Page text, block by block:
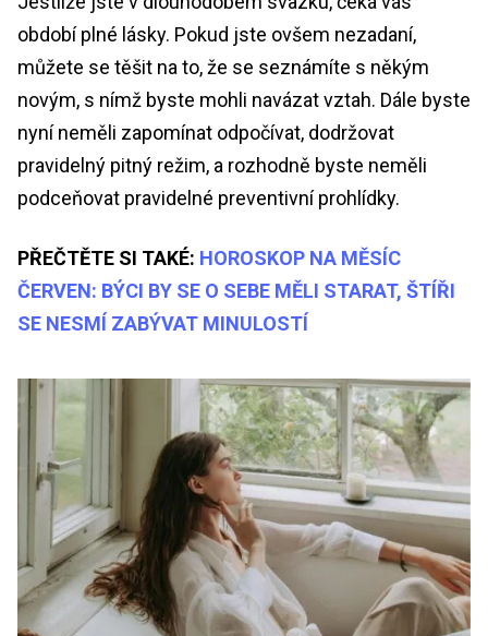
období plné lásky. Pokud jste ovšem nezadaní,
můžete se těšit na to, že se seznámíte s někým
novým, s nímž byste mohli navázat vztah. Dále byste
nyní neměli zapomínat odpočívat, dodržovat
pravidelný pitný režim, a rozhodně byste neměli
podceňovat pravidelné preventivní prohlídky.
PŘEČTĚTE SI TAKÉ: HOROSKOP NA MĚSÍC
ČERVEN: BÝCI BY SE O SEBE MĚLI STARAT, ŠTÍŘI
SE NESMÍ ZABÝVAT MINULOSTÍ